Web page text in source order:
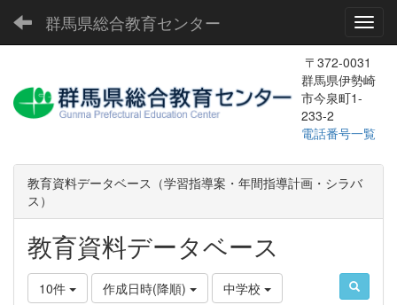
群馬県総合教育センター
〒372-0031
群馬県伊勢崎
市今泉町1-
233-2
電話番号一覧
教育資料データベース（学習指導案・年間指導計画・シラバ
ス）
教育資料データベース
10件 作成日時(降順) 中学校